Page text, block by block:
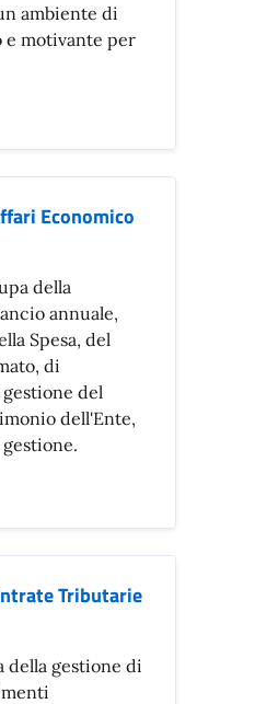
ambiente di
e motivante per
Economico
della
annuale,
Spesa, del
di
del
dell'Ente,
Tributarie
della gestione di